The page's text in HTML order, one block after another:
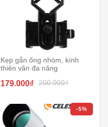
Kẹp gắn ống nhòm, kính
thiên văn đa năng
179.000₫ 200.000₫
-5%